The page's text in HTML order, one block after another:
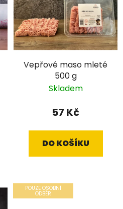
Vepřové maso mleté
500 g
Skladem
57 Kč
DO KOŠÍKU
POUZE OSOBNÍ
ODBĚR